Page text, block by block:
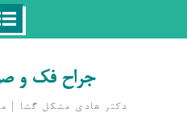
جراح فک و
دکتر هادی مشکل گشا |